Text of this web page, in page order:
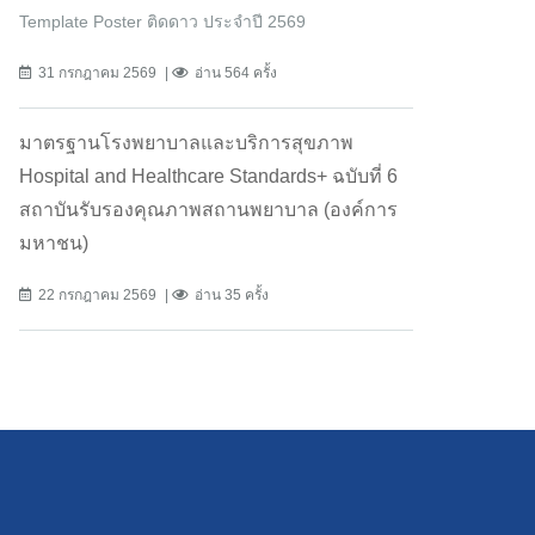
Template Poster ติดดาว ประจำปี 2569
31 กรกฎาคม 2569 อ่าน 564 ครั้ง
มาตรฐานโรงพยาบาลและบริการสุขภาพ
Hospital and Healthcare Standards+ ฉบับที่ 6
สถาบันรับรองคุณภาพสถานพยาบาล (องค์การ
มหาชน)
22 กรกฎาคม 2569 อ่าน 35 ครั้ง